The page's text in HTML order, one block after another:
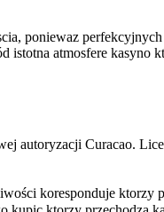
poniewaz
istotna atmosfere
autoryzacji Curacao.
koresponduje ktorzy